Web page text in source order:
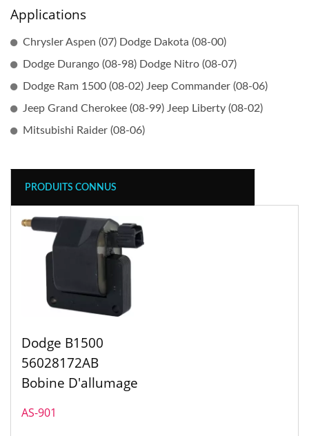
Applications
Chrysler Aspen (07) Dodge Dakota (08-00)
Dodge Durango (08-98) Dodge Nitro (08-07)
Dodge Ram 1500 (08-02) Jeep Commander (08-06)
Jeep Grand Cherokee (08-99) Jeep Liberty (08-02)
Mitsubishi Raider (08-06)
PRODUITS CONNUS
Dodge B1500
56028172AB
Bobine D'allumage
AS-901